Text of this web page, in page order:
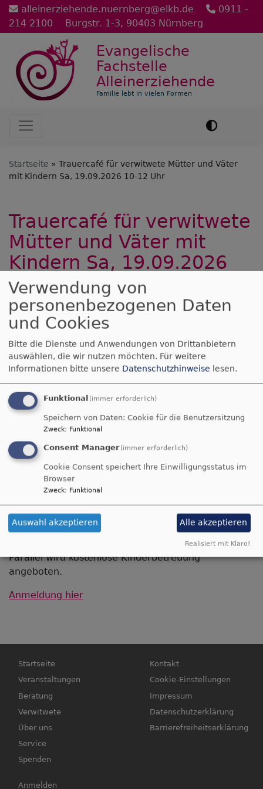
Direkt
zum
Inhalt
alleinerziehende.nuernberg@elkb.de
0911 -
214 2100
Burgstr. 1-3, 90403 Nürnberg
Evangelische
Fachstelle
Alleinerziehende
Familie lebt in vielen Formen
Hauptnavigation
Startseite
Trauercafé für verwitwete Mütter und Väter
mit Kindern Sa, 19.09.2026 10-12 Uhr
Trauercafé für verwitwete
Mütter und Väter mit
Kindern Sa, 19.09.2026
10-12 Uhr
und Väter ist Raum und
Zeit für Austausch,
gemeinsames
Termin steht unter
Thema, zu dem es einen
kurzen Input gibt und dann vor allem die
Möglichkeit, ins Gespräch zu kommen.
Menschen zu treffen, die dasselbe Schicksal teilen,
die einen geliebten Menschen, den Vater oder die
Mutter der KInder verloren haben und auch
trauern, hilft sehr weiter.
Parallel wird kostenlose Kinderbetreuung
angeboten.
Anmeldung hier
Hauptnavigation
Startseite
Veranstaltungen
Beratung
Verwitwete
Über uns
Service
Spenden
Fußbereichsmenü
Kontakt
Cookie-Einstellungen
Impressum
Datenschutzerklärung
Barrierefreiheitserklärung
Benutzermenü
Anmelden
Verwendung von
personenbezogenen Daten
und Cookies
Bitte die Dienste und Anwendungen von Drittanbietern
auswählen, die wir nutzen möchten. Für weitere
Informationen bitte unsere Datenschutzhinweise lesen.
Funktional (immer erforderlich)
Speichern von Daten: Cookie für die Benutzersitzung
Zweck: Funktional
Consent Manager (immer erforderlich)
Cookie Consent speichert Ihre Einwilligungsstatus im
Browser
Zweck: Funktional
Auswahl akzeptieren Alle akzeptieren
Realisiert mit Klaro!